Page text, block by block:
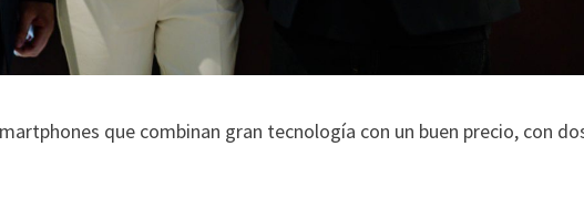
que combinan gran tecnología con un buen precio, con